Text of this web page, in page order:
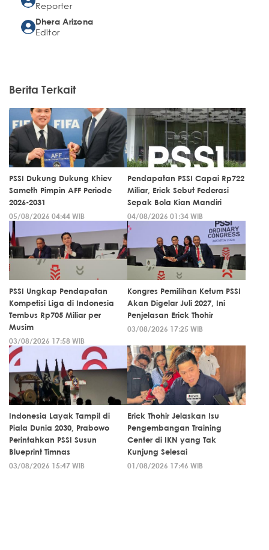
Reporter
Dhera Arizona
Editor
Berita Terkait
PSSI Dukung Dukung Khiev
Sameth Pimpin AFF Periode
2026-2031
05/08/2026 04:44 WIB
Pendapatan PSSI Capai Rp722
Miliar, Erick Sebut Federasi
Sepak Bola Kian Mandiri
04/08/2026 01:34 WIB
PSSI Ungkap Pendapatan
Kompetisi Liga di Indonesia
Tembus Rp705 Miliar per
Musim
03/08/2026 17:58 WIB
Kongres Pemilihan Ketum PSSI
Akan Digelar Juli 2027, Ini
Penjelasan Erick Thohir
03/08/2026 17:25 WIB
Indonesia Layak Tampil di
Piala Dunia 2030, Prabowo
Perintahkan PSSI Susun
Blueprint Timnas
03/08/2026 15:47 WIB
Erick Thohir Jelaskan Isu
Pengembangan Training
Center di IKN yang Tak
Kunjung Selesai
01/08/2026 17:46 WIB